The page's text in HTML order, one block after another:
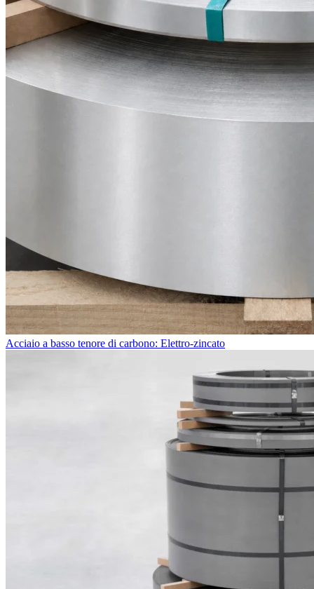
Acciaio a basso tenore di carbono: Elettro-zincato